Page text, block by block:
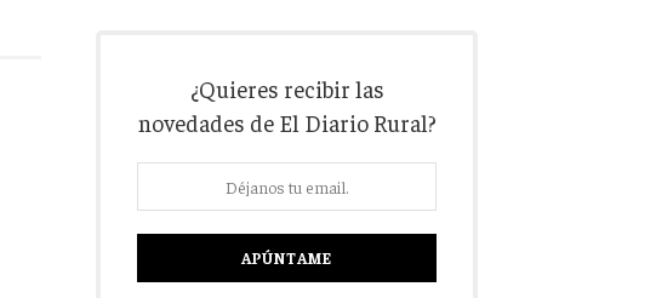
¿Quieres recibir las
novedades de El Diario Rural?